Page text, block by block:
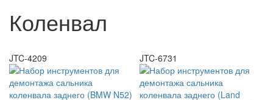
Коленвал
JTC-4209 JTC-6731